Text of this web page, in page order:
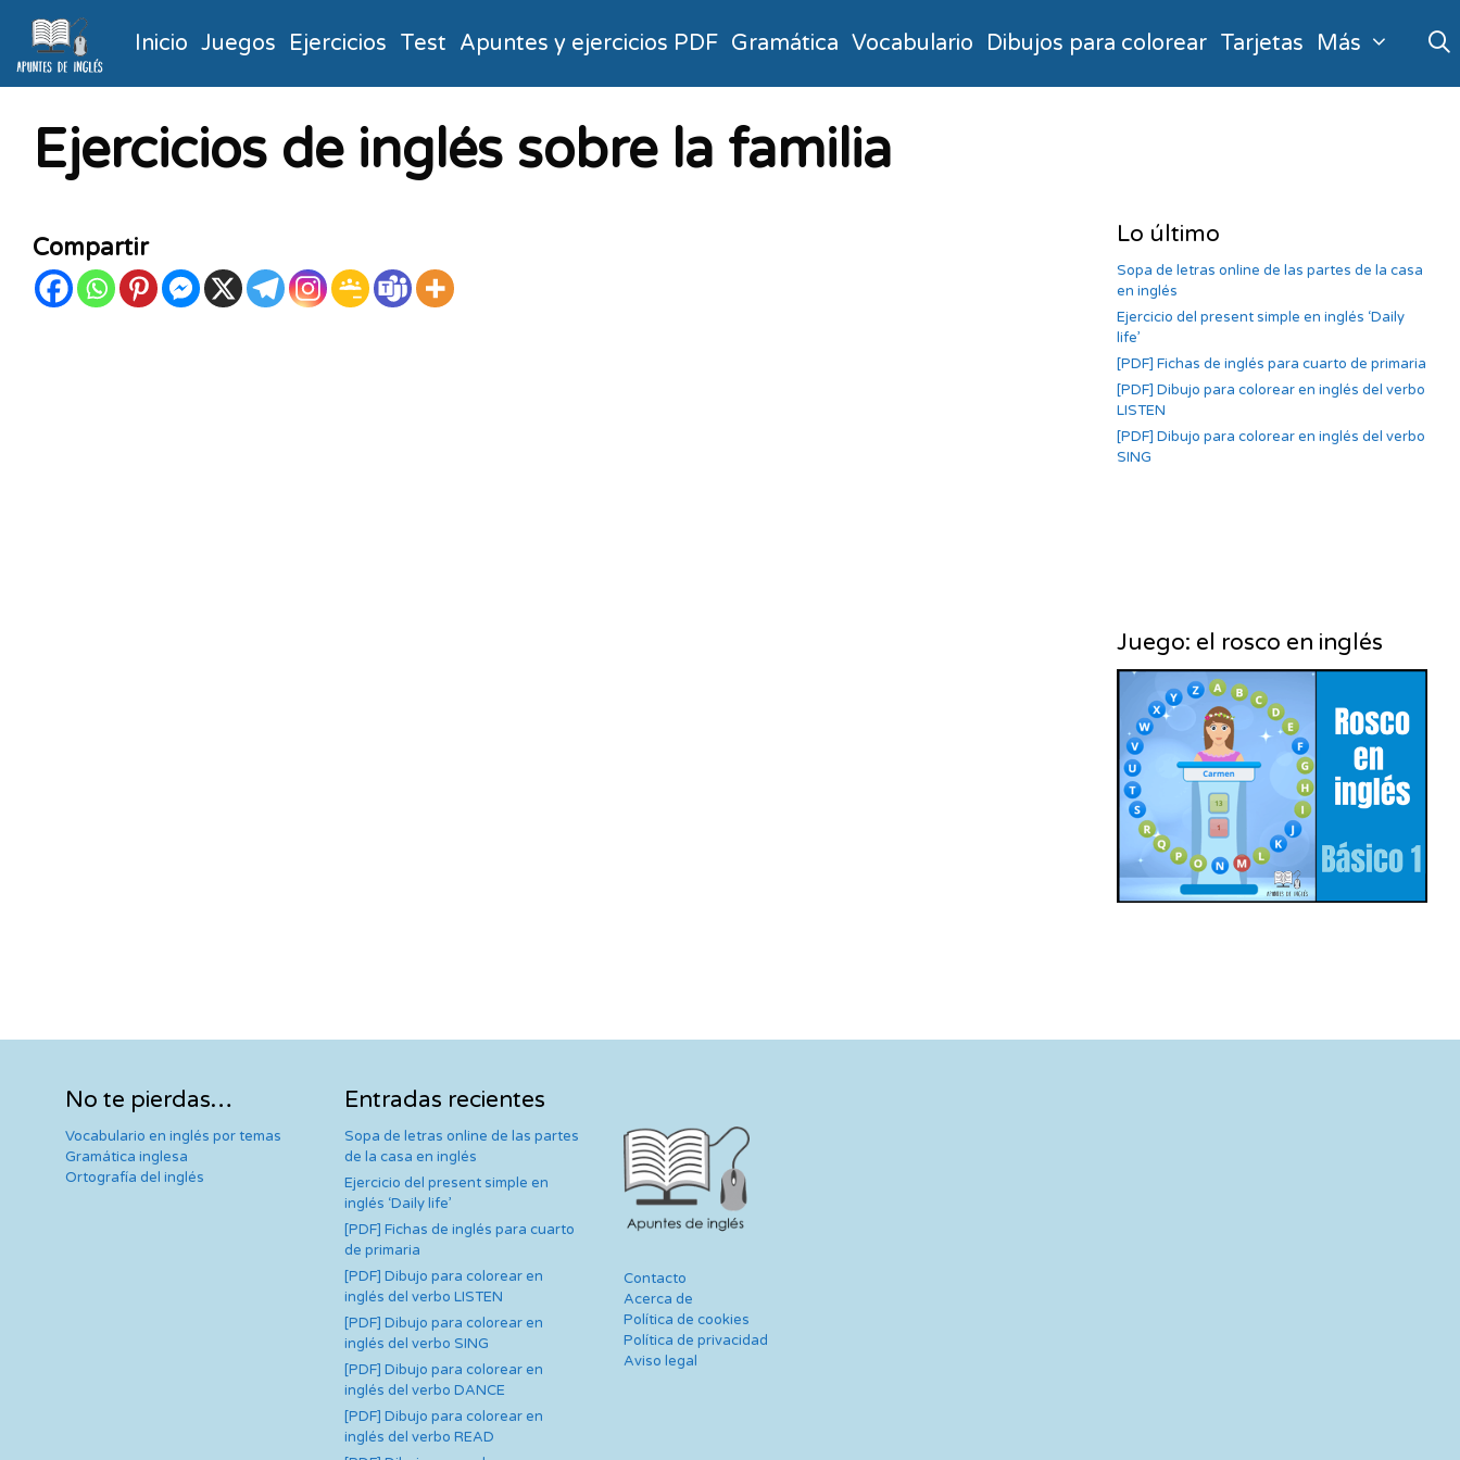
Inicio Juegos Ejercicios Test Apuntes y ejercicios PDF Gramática Vocabulario Dibujos para colorear Tarjetas Más
Ejercicios de inglés sobre la familia
Compartir Lo último
Sopa de letras online de las partes de la casa
en inglés
Ejercicio del present simple en inglés ‘Daily
life’
[PDF] Fichas de inglés para cuarto de primaria
[PDF] Dibujo para colorear en inglés del verbo
LISTEN
[PDF] Dibujo para colorear en inglés del verbo
SING
Juego: el rosco en inglés
No te pierdas…
Vocabulario en inglés por temas
Gramática inglesa
Ortografía del inglés
Entradas recientes
Sopa de letras online de las partes
de la casa en inglés
Ejercicio del present simple en
inglés ‘Daily life’
[PDF] Fichas de inglés para cuarto
de primaria
[PDF] Dibujo para colorear en
inglés del verbo LISTEN
[PDF] Dibujo para colorear en
inglés del verbo SING
[PDF] Dibujo para colorear en
inglés del verbo DANCE
[PDF] Dibujo para colorear en
inglés del verbo READ
Contacto
Acerca de
Política de cookies
Política de privacidad
Aviso legal